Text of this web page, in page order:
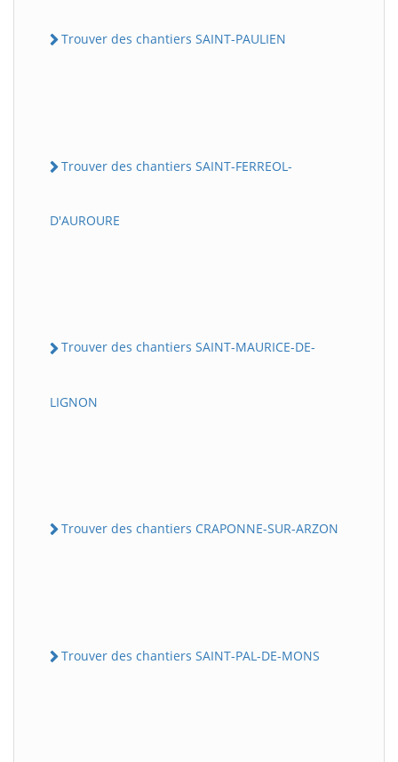
Trouver des chantiers SAINT-PAULIEN
Trouver des chantiers SAINT-FERREOL-
D'AUROURE
Trouver des chantiers SAINT-MAURICE-DE-
LIGNON
Trouver des chantiers CRAPONNE-SUR-ARZON
Trouver des chantiers SAINT-PAL-DE-MONS